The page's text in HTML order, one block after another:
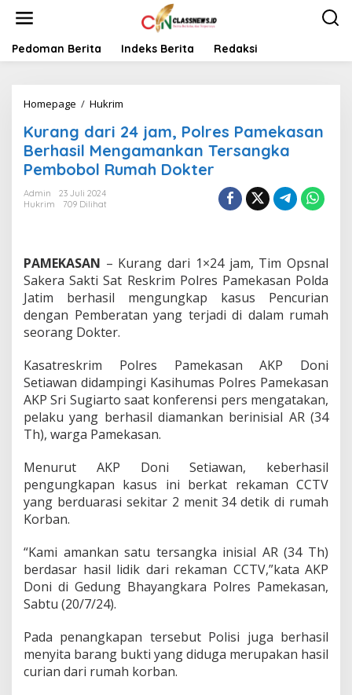
t
Pedoman Berita Indeks Berita Redaksi
Homepage / Hukrim
r
a
n
g
4
a
m
,
l
e
s
P
a
m
a
s
e
r
h
l
M
e
Kurang dari 24 jam, Polres Pamekasan
Berhasil Mengamankan Tersangka
Pembobol Rumah Dokter
Admin
23 Juli 2024
Hukrim
709 Dilihat
PAMEKASAN – Kurang dari 1×24 jam, Tim Opsnal
Sakera Sakti Sat Reskrim Polres Pamekasan Polda
Jatim berhasil mengungkap kasus Pencurian
dengan Pemberatan yang terjadi di dalam rumah
seorang Dokter.
Kasatreskrim Polres Pamekasan AKP Doni
Setiawan didampingi Kasihumas Polres Pamekasan
AKP Sri Sugiarto saat konferensi pers mengatakan,
pelaku yang berhasil diamankan berinisial AR (34
Th), warga Pamekasan.
Menurut AKP Doni Setiawan, keberhasil
pengungkapan kasus ini berkat rekaman CCTV
yang berduarasi sekitar 2 menit 34 detik di rumah
Korban.
“Kami amankan satu tersangka inisial AR (34 Th)
berdasar hasil lidik dari rekaman CCTV,”kata AKP
Doni di Gedung Bhayangkara Polres Pamekasan,
Sabtu (20/7/24).
Pada penangkapan tersebut Polisi juga berhasil
menyita barang bukti yang diduga merupakan hasil
curian dari rumah korban.